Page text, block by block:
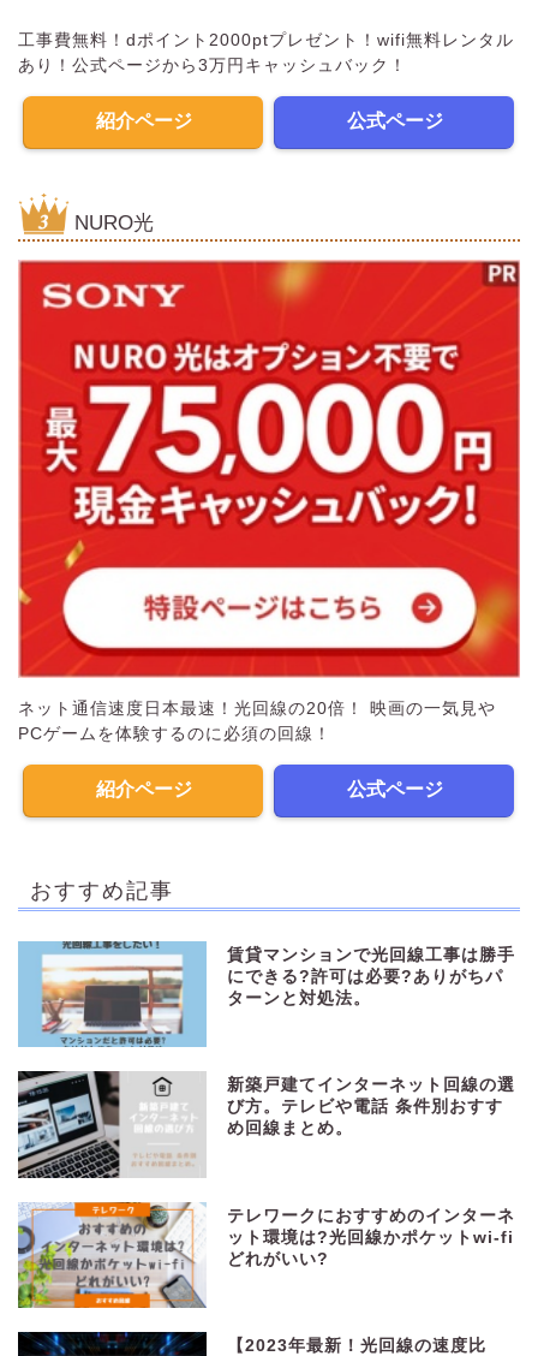
工事費無料！dポイント2000ptプレゼント！wifi無料レンタル
あり！公式ページから3万円キャッシュバック！
紹介ページ 公式ページ
NURO光
ネット通信速度日本最速！光回線の20倍！ 映画の一気見や
PCゲームを体験するのに必須の回線！
紹介ページ 公式ページ
おすすめ記事
賃貸マンションで光回線工事は勝手
にできる?許可は必要?ありがちパ
ターンと対処法。
新築戸建てインターネット回線の選
び方。テレビや電話 条件別おすす
め回線まとめ。
テレワークにおすすめのインターネ
ット環境は?光回線かポケットwi-fi
どれがいい?
【2023年最新！光回線の速度比